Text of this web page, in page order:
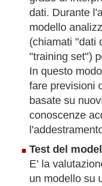
dati. Durante
modello
(chiamati "dati
"training set")
In questo
fare previsioni
basate su
conoscenze
Test del
E' la
un modello su